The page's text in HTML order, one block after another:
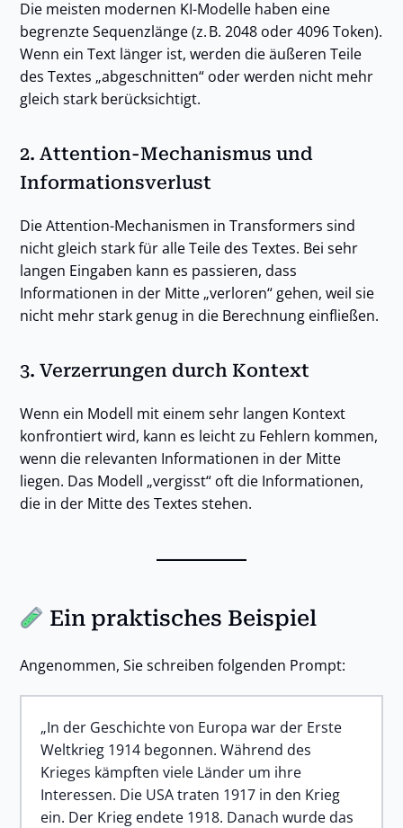
Die meisten modernen KI-Modelle haben eine
begrenzte Sequenzlänge (z. B. 2048 oder 4096 Token).
Wenn ein Text länger ist, werden die äußeren Teile
des Textes „abgeschnitten“ oder werden nicht mehr
gleich stark berücksichtigt.
2. Attention-Mechanismus und
Informationsverlust
Die Attention-Mechanismen in Transformers sind
nicht gleich stark für alle Teile des Textes. Bei sehr
langen Eingaben kann es passieren, dass
Informationen in der Mitte „verloren“ gehen, weil sie
nicht mehr stark genug in die Berechnung einfließen.
3. Verzerrungen durch Kontext
Wenn ein Modell mit einem sehr langen Kontext
konfrontiert wird, kann es leicht zu Fehlern kommen,
wenn die relevanten Informationen in der Mitte
liegen. Das Modell „vergisst“ oft die Informationen,
die in der Mitte des Textes stehen.
Ein praktisches Beispiel
Angenommen, Sie schreiben folgenden Prompt:
„In der Geschichte von Europa war der Erste
Weltkrieg 1914 begonnen. Während des
Krieges kämpften viele Länder um ihre
Interessen. Die USA traten 1917 in den Krieg
ein. Der Krieg endete 1918. Danach wurde das